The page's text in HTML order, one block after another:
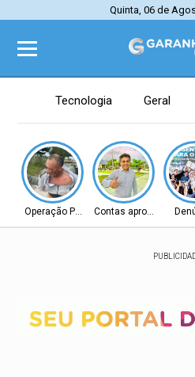
Quinta, 06 de
Tecnologia Geral
Operação PolicialContas aprovadas